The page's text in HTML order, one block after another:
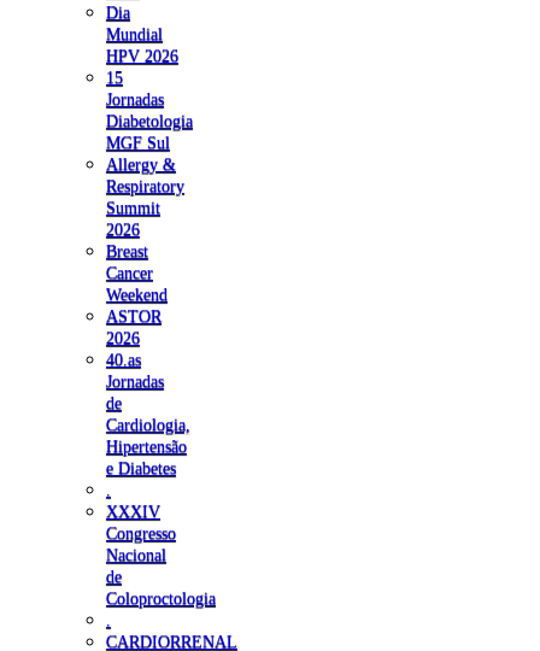
Dia
Mundial
HPV 2026
15
Jornadas
Diabetologia
MGF Sul
Allergy &
Respiratory
Summit
2026
Breast
Cancer
Weekend
ASTOR
2026
40.as
Jornadas
de
Cardiologia,
Hipertensão
e Diabetes
XXXIV
Congresso
Nacional
de
Coloproctologia
CARDIORRENAL